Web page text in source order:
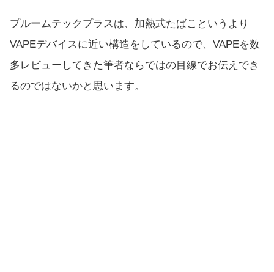
プルームテックプラスは、加熱式たばこというより
VAPEデバイスに近い構造をしているので、VAPEを数
多レビューしてきた筆者ならではの目線でお伝えでき
るのではないかと思います。